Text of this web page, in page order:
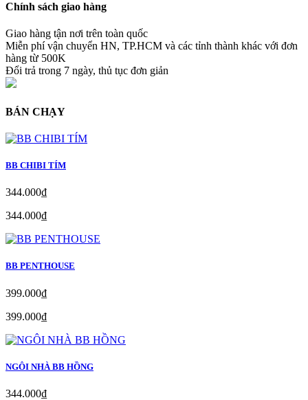
Chính sách giao hàng
Giao hàng tận nơi trên toàn quốc
Miễn phí vận chuyển HN, TP.HCM và các tỉnh thành khác với đơn
hàng từ 500K
Đổi trả trong 7 ngày, thủ tục đơn giản
BÁN CHẠY
BB CHIBI TÍM
344.000₫
344.000₫
BB PENTHOUSE
399.000₫
399.000₫
NGÔI NHÀ BB HỒNG
344.000₫